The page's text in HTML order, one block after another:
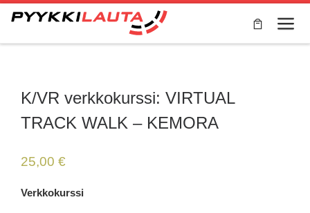
Skip to content
K/VR verkkokurssi: VIRTUAL
TRACK WALK – KEMORA
25,00 €
Verkkokurssi